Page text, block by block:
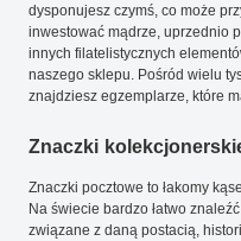
dysponujesz czymś, co może
inwestować mądrze, uprzednio
innych filatelistycznych
naszego sklepu. Pośród wielu
znajdziesz egzemplarze, które
Znaczki
Znaczki pocztowe to łakomy
Na świecie bardzo łatwo
związane z daną postacią,